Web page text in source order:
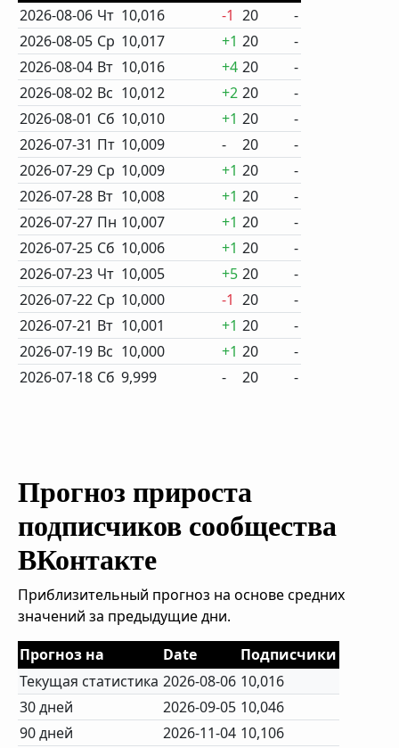
2026-08-06 Чт 10,016 -1 20
-
2026-08-05 Ср 10,017 +1 20
-
2026-08-04 Вт 10,016 +4 20
-
2026-08-02 Вс 10,012 +2 20
-
2026-08-01 Сб 10,010 +1 20
-
2026-07-31 Пт 10,009 - 20
-
2026-07-29 Ср 10,009 +1 20
-
2026-07-28 Вт 10,008 +1 20
-
2026-07-27 Пн 10,007 +1 20
-
2026-07-25 Сб 10,006 +1 20
-
2026-07-23 Чт 10,005 +5 20
-
2026-07-22 Ср 10,000 -1 20
-
2026-07-21 Вт 10,001 +1 20
-
2026-07-19 Вс 10,000 +1 20
-
2026-07-18 Сб 9,999 - 20 -
Прогноз прироста
подписчиков сообщества
ВКонтакте
Приблизительный прогноз на основе средних
значений за предыдущие дни.
Прогноз на
Date
Подписчики
Текущая статистика 2026-08-06 10,016
30 дней
2026-09-05 10,046
90 дней
2026-11-04 10,106